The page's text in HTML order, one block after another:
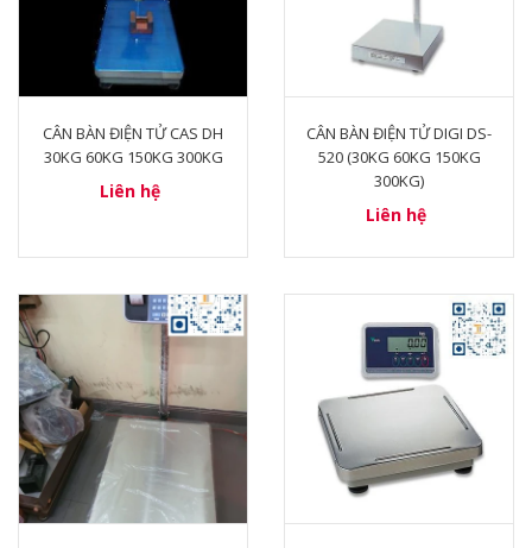
CÂN BÀN ĐIỆN TỬ CAS DH
30KG 60KG 150KG 300KG
Liên hệ
CÂN BÀN ĐIỆN TỬ DIGI DS-
520 (30KG 60KG 150KG
300KG)
Liên hệ